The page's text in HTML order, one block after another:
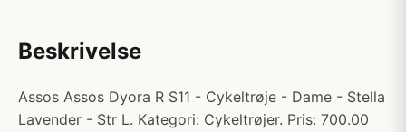
Beskrivelse
Assos Assos Dyora R S11 - Cykeltrøje - Dame - Stella
Lavender - Str L. Kategori: Cykeltrøjer. Pris: 700.00